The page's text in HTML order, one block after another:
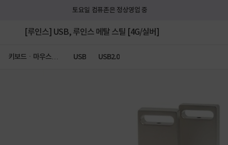
토요일 컴퓨존은 정상영업 중
[루인스] USB, 루인스 메탈 스틸 [4G/실버]
키보드ㆍ마우스ㆍ
USB USB2.0